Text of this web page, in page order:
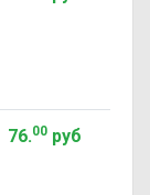
76.00руб